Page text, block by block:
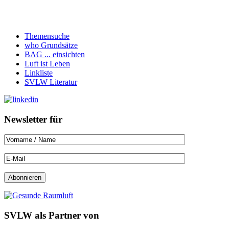
Themensuche
who Grundsätze
BAG ... einsichten
Luft ist Leben
Linkliste
SVLW Literatur
Newsletter für
SVLW als Partner von